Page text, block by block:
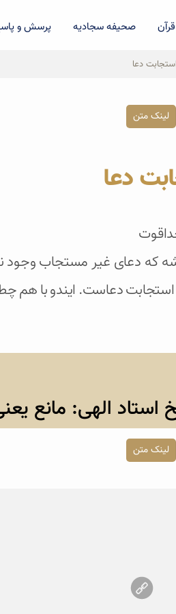
قرآن صحیفه سجادیه پرسش و
استجابت دعا
لینک متن
دعا
که دعای غیر مستجاب وجود
استجابت دعاست. ایندو با هم
استاد الهی: مانع
لینک متن